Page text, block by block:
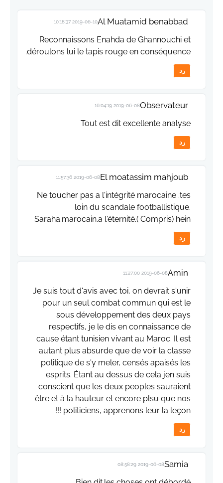
Al Muatamid benabbad
2019-06-10 10:18:37
Reconnaissons Enahda de Ghannouchi et
déroulons lui le tapis rouge en conséquence.
رد
Observateur
2019-06-08 16:04:19
Tout est dit excellente analyse
رد
El moatassim mahjoub
2019-06-08 11:57:36
Ne toucher pas a l'intégrité marocaine .tes
loin du scandale footballistique.
Saraha.marocain.a l'éternité.( Compris) hein
رد
Amin
2019-06-08 11:27:00
Je suis tout d'avis avec toi, on devrait s'unir
pour un seul combat commun qui est le
sous développement des deux pays
respectifs, je le dis en connaissance de
cause étant tunisien vivant au Maroc. Il est
autant plus absurde que de voir la classe
politique de s'y meler, censés apaisés les
esprits. Étant au dessus de cela jen suis
conscient que les deux peoples sauraient
être et à la hauteur et encore plsu que nos
politiciens, apprenons leur la leçon !!!
رد
Samia
2019-06-08 08:58:29